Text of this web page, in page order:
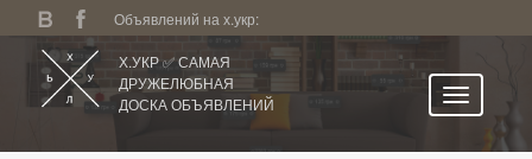
Объявлений на х.укр:
Х.УКР ✅ САМАЯ
ДРУЖЕЛЮБНАЯ
ДОСКА ОБЪЯВЛЕНИЙ